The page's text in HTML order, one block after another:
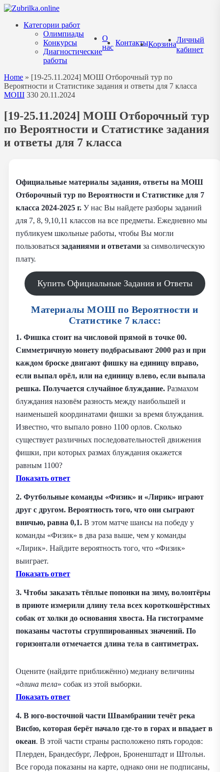
Перейти
содержанию
Категории работ
Олимпиады
Конкурсы
Диагностические
работы
О
нас
КонтактыКорзина
Личный
кабинет
Home » [19-25.11.2024] МОШ Отборочный тур по
Вероятности и Статистике задания и ответы для 7 класса
МОШ 330 20.11.2024
[19-25.11.2024] МОШ Отборочный тур
по Вероятности и Статистике задания
и ответы для 7 класса
Официальные материалы задания, ответы на МОШ
Отборочный тур по Вероятности и Статистике для 7
класса 2024-2025 г. У нас Вы найдете разборы заданий
для 7, 8, 9,10,11 классов на все предметы. Ежедневно мы
публикуем школьные работы, чтобы Вы могли
пользоваться заданиями и ответами за символическую
плату.
Купить Официальные Задания и Ответы
Материалы МОШ по Вероятности и
Статистике 7 класс:
1. Фишка стоит на числовой прямой в точке 00.
Симметричную монету подбрасывают 2000 раз и при
каждом броске двигают фишку на единицу вправо,
если выпал орёл, или на единицу влево, если выпала
решка. Получается случайное блуждание. Размахом
блуждания назовём разность между наибольшей и
наименьшей координатами фишки за время блуждания.
Известно, что выпало ровно 1100 орлов. Сколько
существует различных последовательностей движения
фишки, при которых размах блуждания окажется
равным 1100?
Показать ответ
2. Футбольные команды «Физик» и «Лирик» играют
друг с другом. Вероятность того, что они сыграют
вничью, равна 0,1. В этом матче шансы на победу у
команды «Физик» в два раза выше, чем у команды
«Лирик». Найдите вероятность того, что «Физик»
выиграет.
Показать ответ
3. Чтобы заказать тёплые попонки на зиму, волонтёры
в приюте измерили длину тела всех короткошёрстных
собак от холки до основания хвоста. На гистограмме
показаны частоты сгруппированных значений. По
горизонтали отмечается длина тела в сантиметрах.
Оцените (найдите приближённо) медиану величины
«длина тела» собак из этой выборки.
Показать ответ
4. В юго-восточной части Швамбрании течёт река
Висбю, которая берёт начало где-то в горах и впадает в
океан. В этой части страны расположено пять городов:
Плерден, Брандесбург, Лефрон, Броненштадт и Штольн.
Все города показаны на карте, однако они не подписаны,